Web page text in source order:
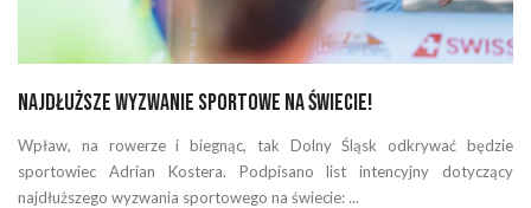
Najdłuższe wyzwanie sportowe na świecie!
Wpław, na rowerze i biegnąc, tak Dolny Śląsk odkrywać będzie
sportowiec Adrian Kostera. Podpisano list intencyjny dotyczący
najdłuższego wyzwania sportowego na świecie: ...